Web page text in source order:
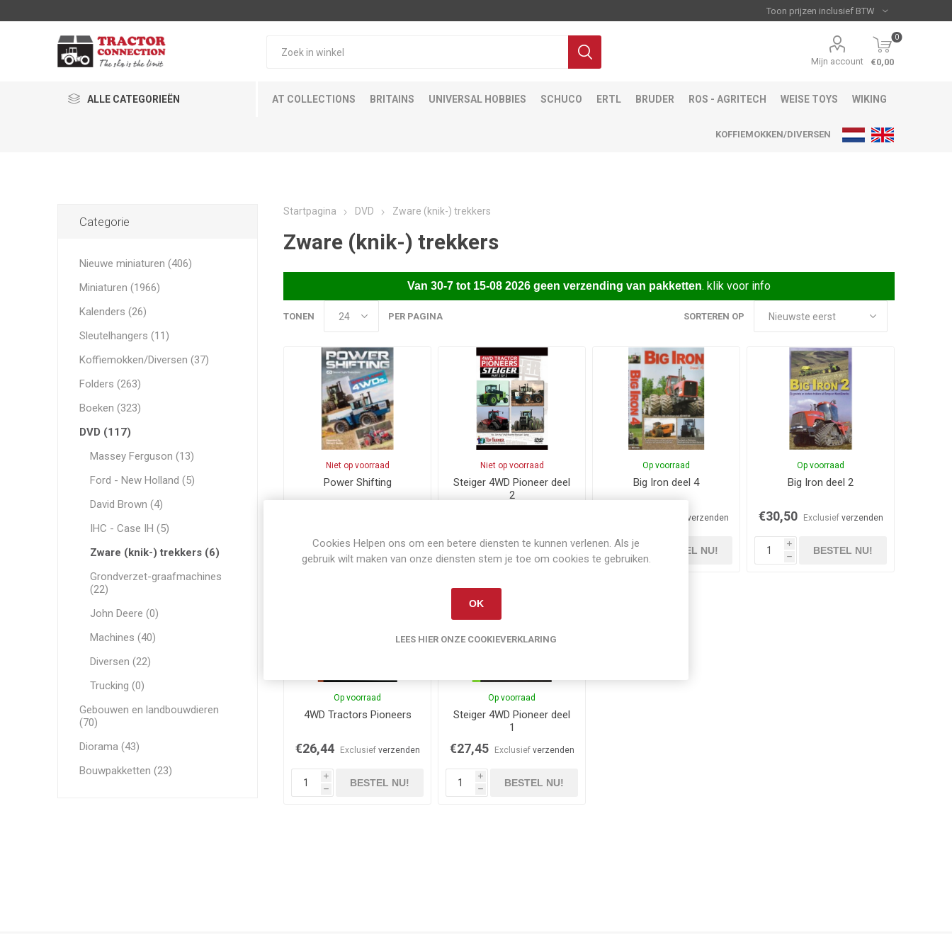
Mijn account
0
€0,00
ALLE CATEGORIEËN AT COLLECTIONS BRITAINS UNIVERSAL HOBBIES SCHUCO ERTL BRUDER ROS - AGRITECH WEISE TOYS WIKING
KOFFIEMOKKEN/DIVERSEN
Startpagina DVD Zware (knik-) trekkers
Zware (knik-) trekkers
Van30-7 tot 15-08 2026 geen verzending van pakketten.klik voor info
SORTEREN OP
TONEN PER PAGINA
Niet op voorraad
Power Shifting
i
h
BESTEL NU!
Niet op voorraad
Steiger 4WD Pioneer deel
2
i
h
BESTEL NU!
Op voorraad
Big Iron deel 4
verzenden
i
h
BESTEL NU!
Op voorraad
Big Iron deel 2
€30,50 Exclusief verzenden
i
h
BESTEL NU!
Op voorraad
4WD Tractors Pioneers
€26,44 Exclusief verzenden
i
h
BESTEL NU!
Op voorraad
Steiger 4WD Pioneer deel
1
€27,45 Exclusief verzenden
i
h
BESTEL NU!
Categorie
Nieuwe miniaturen (406)
Miniaturen (1966)
Kalenders (26)
Sleutelhangers (11)
Koffiemokken/Diversen (37)
Folders (263)
Boeken (323)
DVD (117)
Massey Ferguson (13)
Ford - New Holland (5)
David Brown (4)
IHC - Case IH (5)
Zware (knik-) trekkers (6)
Grondverzet-graafmachines
(22)
John Deere (0)
Machines (40)
Diversen (22)
Trucking (0)
Gebouwen en landbouwdieren
(70)
Diorama (43)
Bouwpakketten (23)
Cookies Helpen ons om een betere diensten te kunnen verlenen. Als je
gebruik wilt maken van onze diensten stem je toe om cookies te gebruiken.
OK
LEES HIER ONZE COOKIEVERKLARING